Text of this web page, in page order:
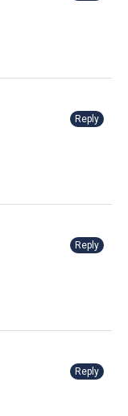
Reply
Reply
Reply